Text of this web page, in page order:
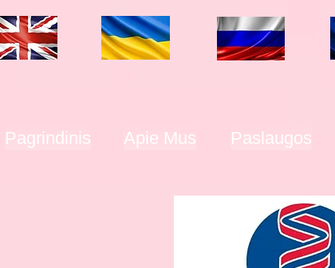
Pagrindinis Apie Mus Paslaugos